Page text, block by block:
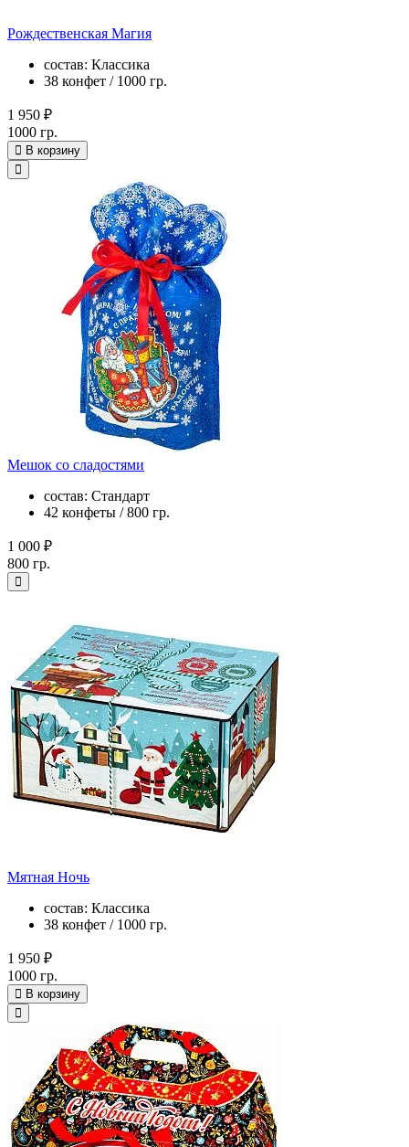
Рождественская Магия
состав: Классика
38 конфет / 1000 гр.
1 950 ₽
1000 гр.
В корзину
Мешок со сладостями
состав: Стандарт
42 конфеты / 800 гр.
1 000 ₽
800 гр.
Мятная Ночь
состав: Классика
38 конфет / 1000 гр.
1 950 ₽
1000 гр.
В корзину